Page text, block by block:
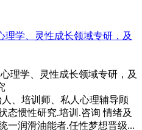
理学、灵性成长领域专研，及
人、培训师、私人心理辅导顾
态惯性研究.培训.咨询 情绪及
一润滑油能者.任性梦想晋级...